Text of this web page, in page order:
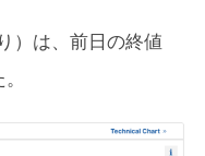
）は、前日の終値